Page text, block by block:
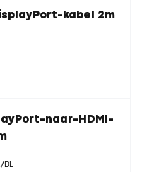
kabel 2m
naar-HDMI-
BL